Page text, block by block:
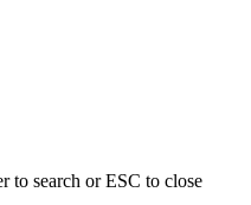
to search or ESC to close